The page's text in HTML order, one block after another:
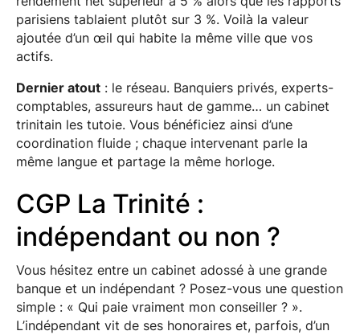
parisiens tablaient plutôt sur 3 %. Voilà la valeur
ajoutée d’un œil qui habite la même ville que vos
actifs.
Dernier atout: le réseau. Banquiers privés, experts-
comptables, assureurs haut de gamme… un cabinet
trinitain les tutoie. Vous bénéficiez ainsi d’une
coordination fluide ; chaque intervenant parle la
même langue et partage la même horloge.
CGP La Trinité :
indépendant ou non ?
Vous hésitez entre un cabinet adossé à une grande
banque et un indépendant ? Posez-vous une question
simple : « Qui paie vraiment mon conseiller ? ».
L’indépendant vit de ses honoraires et, parfois, d’un